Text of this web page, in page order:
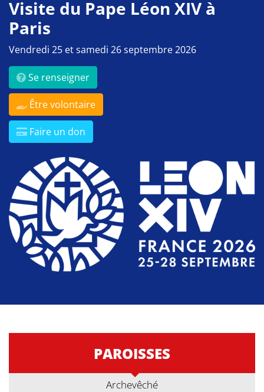
Visite du Pape Léon XIV à
Paris
Vendredi 25 et samedi 26 septembre 2026
Se renseigner
Être volontaire
Faire un don
PAROISSES
Archevêché